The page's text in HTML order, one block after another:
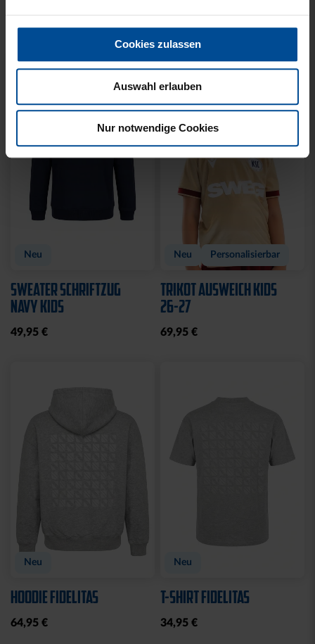
Cookies zulassen
Auswahl erlauben
Nur notwendige Cookies
Neu
SWEATER SCHRIFTZUG
NAVY KIDS
49,95 €
Neu Personalisierbar
TRIKOT AUSWEICH KIDS
26-27
69,95 €
Neu
HOODIE FIDELITAS
64,95 €
Neu
T-SHIRT FIDELITAS
34,95 €